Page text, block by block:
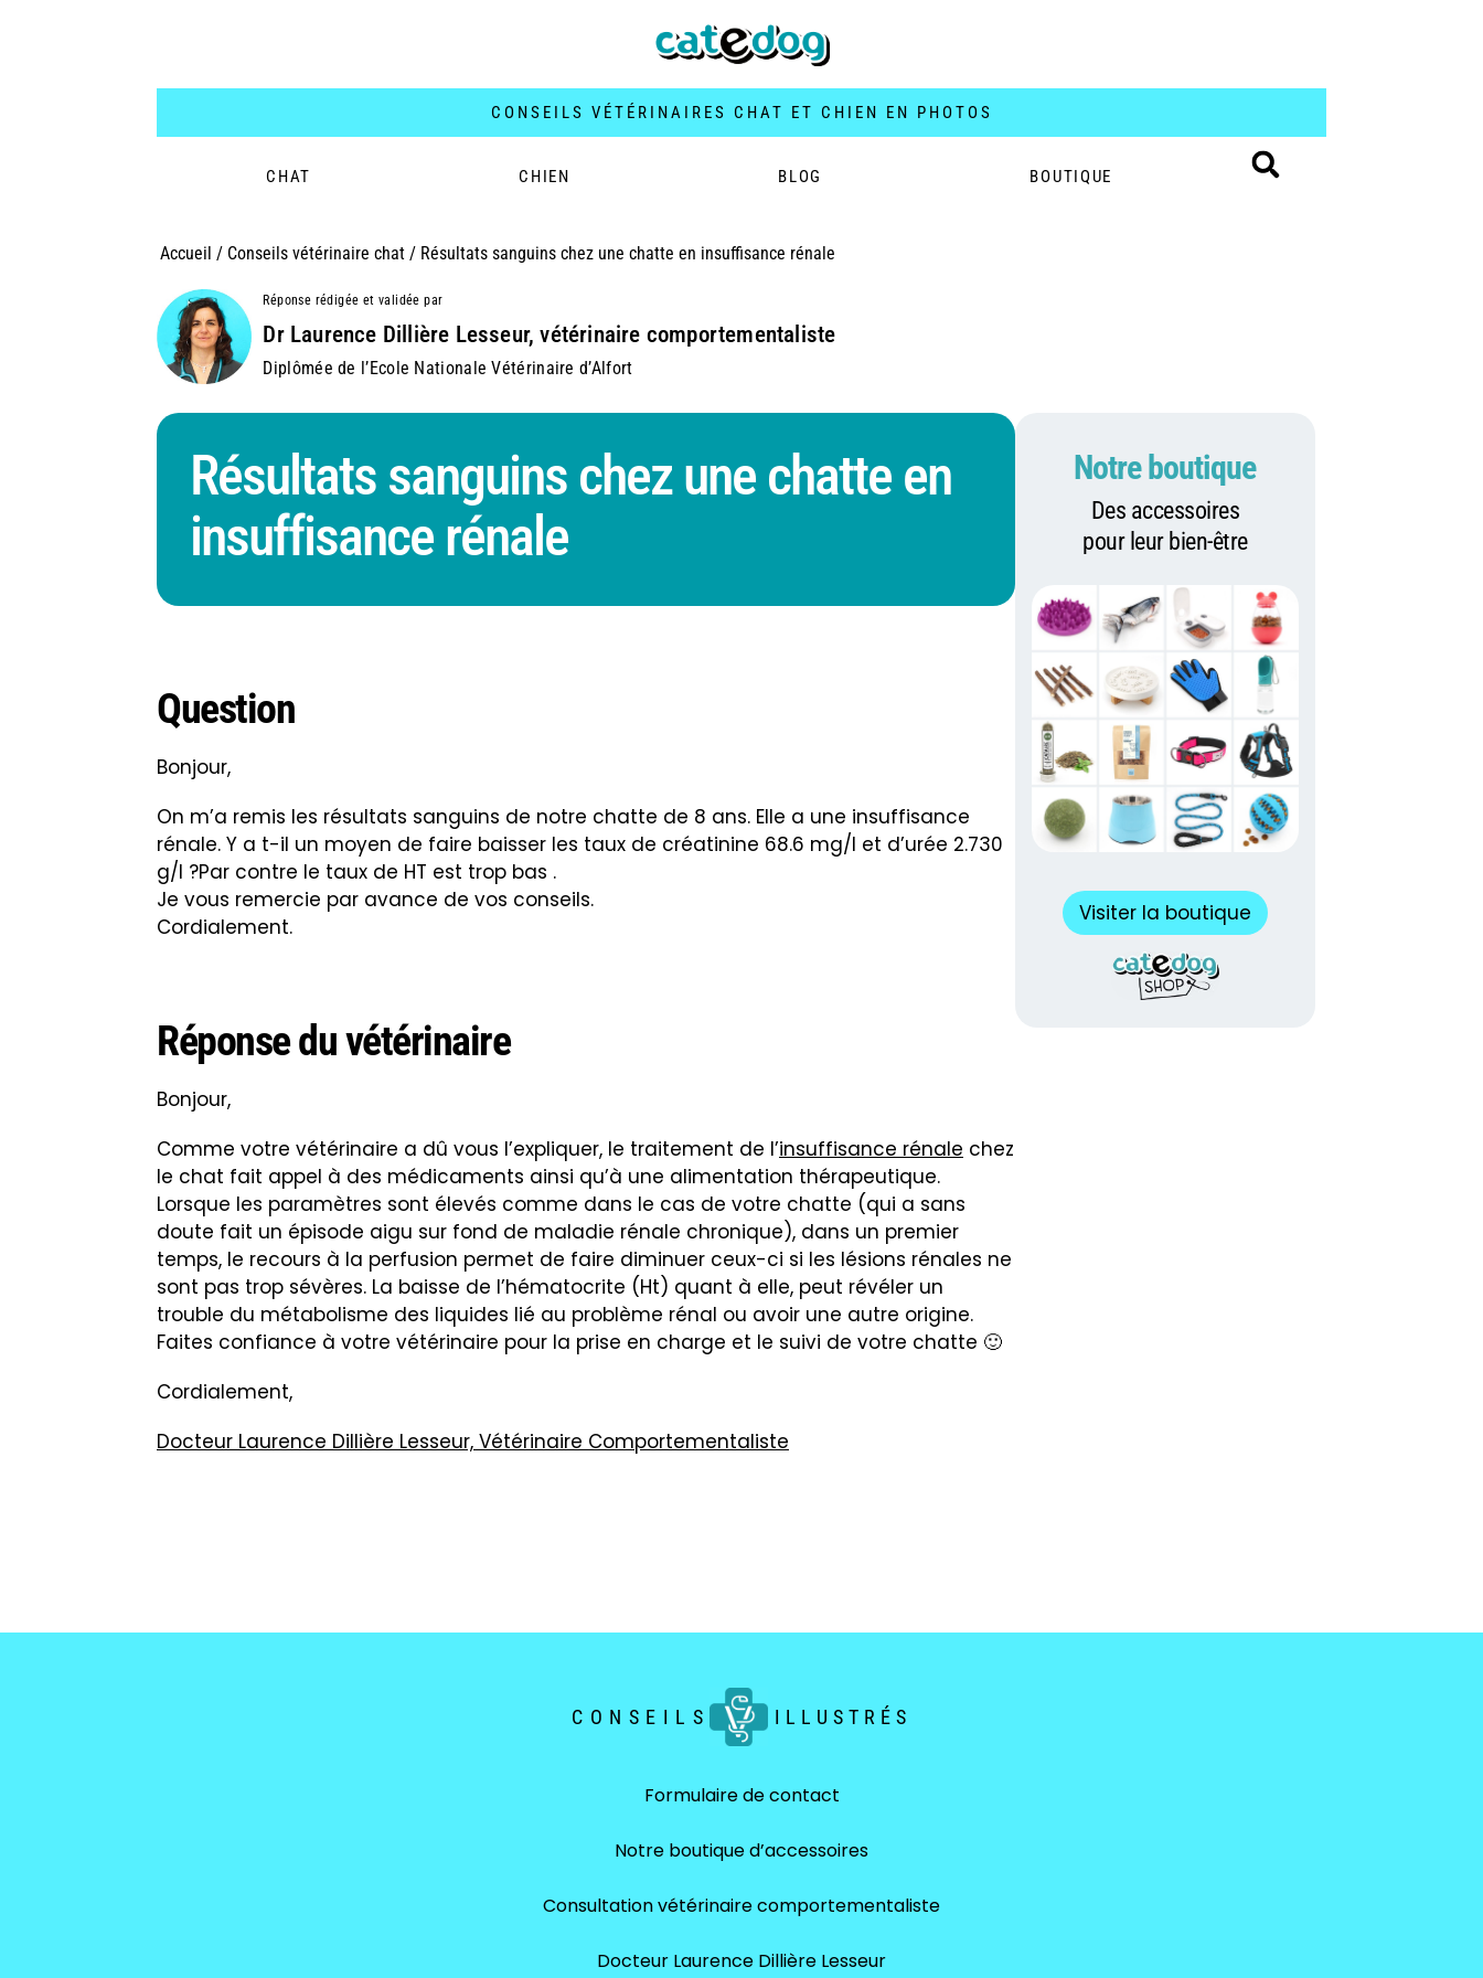
CONSEILS VÉTÉRINAIRES CHAT ET CHIEN EN PHOTOS
CHAT CHIEN BLOG BOUTIQUE
Accueil / Conseils vétérinaire chat/ Résultats sanguins chez une chatte en insuffisance rénale
Réponse rédigée et validée par
Dr Laurence Dillière Lesseur, vétérinaire comportementaliste
Diplômée de l’Ecole Nationale Vétérinaire d’Alfort
Résultats sanguins chez une chatte en
insuffisance rénale
Question
Bonjour,
On m’a remis les résultats sanguins de notre chatte de 8 ans. Elle a une insuffisance
rénale. Y a t-il un moyen de faire baisser les taux de créatinine 68.6 mg/l et d’urée 2.730
g/l ?Par contre le taux de HT est trop bas .
Je vous remercie par avance de vos conseils.
Cordialement.
Réponse du vétérinaire
Bonjour,
Comme votre vétérinaire a dû vous l’expliquer, le traitement de l’insuffisance rénale chez
le chat fait appel à des médicaments ainsi qu’à une alimentation thérapeutique.
Lorsque les paramètres sont élevés comme dans le cas de votre chatte (qui a sans
doute fait un épisode aigu sur fond de maladie rénale chronique), dans un premier
temps, le recours à la perfusion permet de faire diminuer ceux-ci si les lésions rénales ne
sont pas trop sévères. La baisse de l’hématocrite (Ht) quant à elle, peut révéler un
trouble du métabolisme des liquides lié au problème rénal ou avoir une autre origine.
Faites confiance à votre vétérinaire pour la prise en charge et le suivi de votre chatte 🙂
Cordialement,
Docteur Laurence Dillière Lesseur, Vétérinaire Comportementaliste
Notre boutique
Des accessoires
pour leur bien-être
Visiter la boutique
CONSEILS ILLUSTRÉS
Formulaire de contact
Notre boutique d’accessoires
Consultation vétérinaire comportementaliste
Docteur Laurence Dillière Lesseur